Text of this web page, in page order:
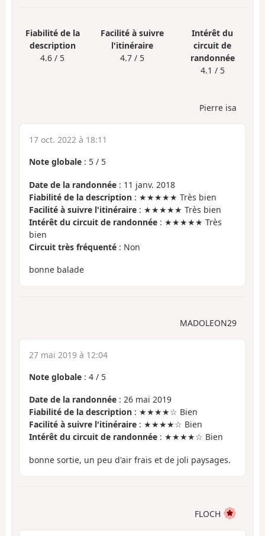
Fiabilité de la
description
4.6 / 5
Facilité à suivre
l'itinéraire
4.7 / 5
Intérêt du
circuit de
randonnée
4.1 / 5
Pierre isa
17 oct. 2022 à 18:11
Note globale : 5 / 5
Date de la randonnée : 11 janv. 2018
Fiabilité de la description : ★★★★★ Très bien
Facilité à suivre l'itinéraire : ★★★★★ Très bien
Intérêt du circuit de randonnée : ★★★★★ Très
bien
Circuit très fréquenté : Non
bonne balade
MADOLEON29
27 mai 2019 à 12:04
Note globale : 4 / 5
Date de la randonnée : 26 mai 2019
Fiabilité de la description : ★★★★☆ Bien
Facilité à suivre l'itinéraire : ★★★★☆ Bien
Intérêt du circuit de randonnée : ★★★★☆ Bien
bonne sortie, un peu d'air frais et de joli paysages.
FLOCH